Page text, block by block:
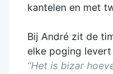
kantelen en met
Bij André zit de
elke poging
“Het is bizar